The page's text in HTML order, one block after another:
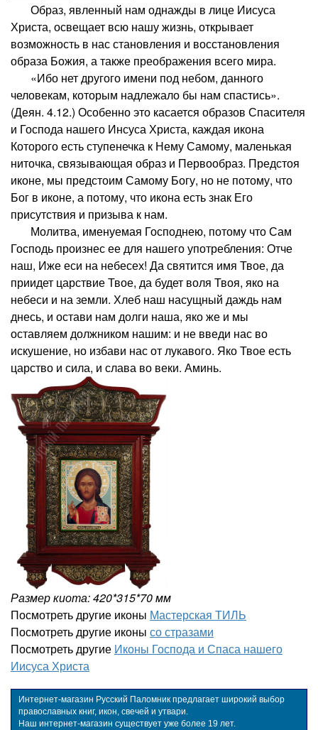
Образ, явленный нам однажды в лице Иисуса
Христа, освещает всю нашу жизнь, открывает
возможность в нас становления и восстановления
образа Божия, а также преображения всего мира.
«Ибо нет другого имени под небом, данного
человекам, которым надлежало бы нам спастись».
(Деян. 4.12.) Особенно это касается образов Спасителя
и Господа нашего Инсуса Христа, каждая икона
Которого есть ступенечка к Нему Самому, маленькая
ниточка, связывающая образ и Первообраз. Предстоя
иконе, мы предстоим Самому Богу, но не потому, что
Бог в иконе, а потому, что икона есть знак Его
присутствия и призыва к нам.
Молитва, именуемая Господнею, потому что Сам
Господь произнес ее для нашего употребления: Отче
наш, Иже еси на небесех! Да святится имя Твое, да
приидет царствие Твое, да будет воля Твоя, яко на
небеси и на земли. Хлеб наш насущный даждь нам
днесь, и остави нам долги наша, яко же и мы
оставляем должником нашим: и не введи нас во
искушение, но избави нас от лукавого. Яко Твое есть
царство и сила, и слава во веки. Аминь.
Размер киота: 420*315*70 мм
Посмотреть другие иконы Мастерская ТИЛЬ
Посмотреть другие иконы со стразами
Посмотреть другие Иконы Господа и Спаса нашего
Иисуса Христа
Интернет-магазин Русский Паломник предлагает широкий выбор
православных книг, икон, свечей и утвари.
Наш интернет-магазин существует уже более 19 лет.